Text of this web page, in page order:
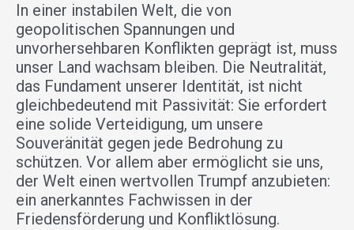
In einer instabilen Welt, die von
geopolitischen Spannungen und
unvorhersehbaren Konflikten geprägt ist, muss
unser Land wachsam bleiben. Die Neutralität,
das Fundament unserer Identität, ist nicht
gleichbedeutend mit Passivität: Sie erfordert
eine solide Verteidigung, um unsere
Souveränität gegen jede Bedrohung zu
schützen. Vor allem aber ermöglicht sie uns,
der Welt einen wertvollen Trumpf anzubieten:
ein anerkanntes Fachwissen in der
Friedensförderung und Konfliktlösung.